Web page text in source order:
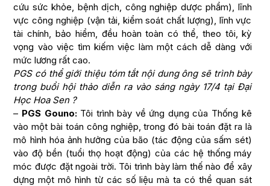
cứu sức khỏe, bệnh dịch, công nghiệp dược phẩm), lĩnh
vực công nghiệp (vận tải, kiểm soát chất lượng), lĩnh vực
tài chính, bảo hiểm, đều hoàn toàn có thể, theo tôi, kỳ
vọng vào việc tìm kiếm việc làm một cách dễ dàng với
mức lương rất cao.
PGS có thể giới thiệu tóm tắt nội dung ông sẽ trình bày
trong buổi hội thảo diễn ra vào sáng ngày 17/4 tại Đại
Học Hoa Sen ?
– PGS Gouno:Tôi trình bày về ứng dụng của Thống kê
vào một bài toán công nghiệp, trong đó bài toán đặt ra là
mô hình hóa ảnh hưởng của bão (tác động của sấm sét)
vào độ bền (tuổi thọ hoạt động) của các hệ thống máy
móc được đặt ngoài trời. Tôi trình bày làm thế nào để xây
dựng một mô hình từ các số liệu mà ta có thể quan sát